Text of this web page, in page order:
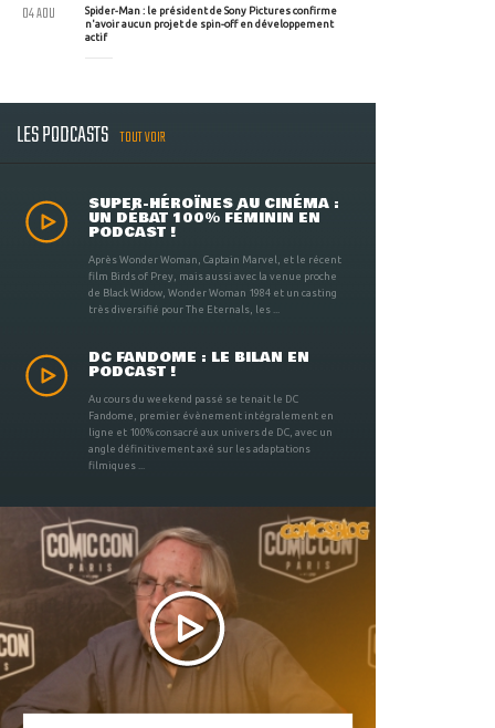
Spider-Man : le président de Sony Pictures confirme
n'avoir aucun projet de spin-off en développement
actif
04 AOU
LES PODCASTS TOUT VOIR
SUPER-HÉROÏNES AU CINÉMA :
UN DÉBAT 100% FÉMININ EN
PODCAST !
Après Wonder Woman, Captain Marvel, et le récent
film Birds of Prey, mais aussi avec la venue proche
de Black Widow, Wonder Woman 1984 et un casting
très diversifié pour The Eternals, les ...
DC FANDOME : LE BILAN EN
PODCAST !
Au cours du weekend passé se tenait le DC
Fandome, premier évènement intégralement en
ligne et 100% consacré aux univers de DC, avec un
angle définitivement axé sur les adaptations
filmiques ...